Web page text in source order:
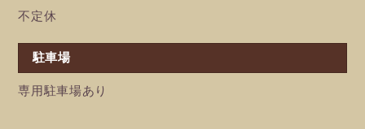
不定休
駐車場
専用駐車場あり